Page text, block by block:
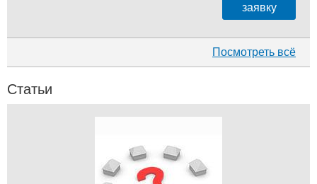
заявку
Посмотреть всё
Статьи